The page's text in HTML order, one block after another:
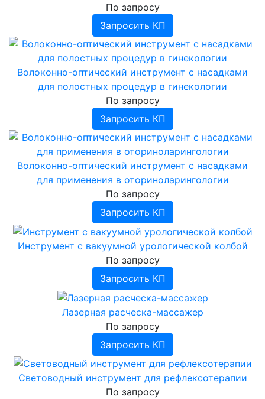
По запросу
Запросить КП
Волоконно-оптический инструмент с насадками
для полостных процедур в гинекологии
По запросу
Запросить КП
Волоконно-оптический инструмент с насадками
для применения в оториноларингологии
По запросу
Запросить КП
Инструмент с вакуумной урологической колбой
По запросу
Запросить КП
Лазерная расческа-массажер
По запросу
Запросить КП
Световодный инструмент для рефлексотерапии
По запросу